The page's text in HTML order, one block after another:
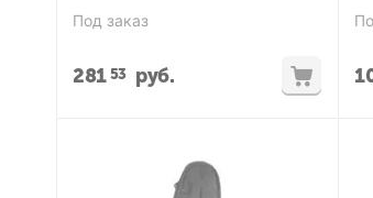
Под заказ
28153 руб.